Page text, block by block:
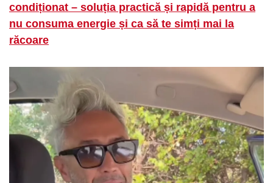
condiționat – soluția practică și rapidă pentru a
nu consuma energie și ca să te simți mai la
răcoare